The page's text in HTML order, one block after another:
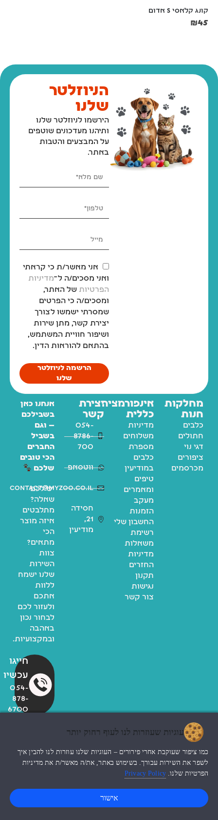
קונג קלאסי S אדום
₪45
הניוזלטר
שלנו
הירשמו לניוזלטר שלנו
ותיהנו מעדכונים שוטפים
על המבצעים והטבות
באתר.
אני מאשר/ת כי קראתי
ואני מסכים/ה ל־מדיניות
הפרטיות של האתר,
ומסכים/ה כי הפרטים
שמסרתי ישמשו לצורך
יצירת קשר, מתן שירות
ושיפור חוויית המשתמש,
בהתאם להוראות הדין.
הרשמה לניוזלטר
שלנו
מחלקות
חנות
כלבים
חתולים
דגי נוי
ציפורים
מכרסמים
אינפורמציה
כללית
מדיניות
משלוחים
מספרת
כלבים
במודיעין
טיפים
ומאמרים
מעקב
הזמנות
החשבון שלי
רשימת
משאלות
מדיניות
החזרים
תקנון
נגישות
צור קשר
יצירת
קשר
054-
8786-
700
ווטסאפ
contact@myzoo.co.il
חסידה
21,
מודיעין
אנחנו כאן
בשבילכם
— וגם
בשביל
החברים
הכי טובים
שלכם
יש לכם
שאלה?
מתלבטים
איזה מוצר
הכי
מתאים?
צוות
השירות
שלנו ישמח
ללוות
אתכם
ולעזור לכם
לבחור נכון
באהבה
ובמקצועיות.
חייגו
עכשיו
054-
878-
6700
© כל הזכויות שמורות לzoo
החנות שלי
עיצוב האתר ndesign
עוגיות שעוזרות לנו לעוף רחוק יותר
כמו ציפור שעוקבת אחרי פירורים – העוגיות שלנו עוזרות לנו להבין איך
לשפר את השירות עבורך. בשימוש באתר, את/ה מאשר/ת את מדיניות
הפרטיות שלנו. Privacy Policy
אישור